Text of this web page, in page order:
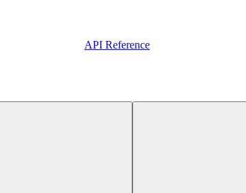
API Reference